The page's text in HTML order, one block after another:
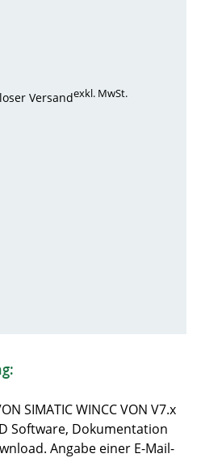
Versandexkl. MwSt.
SIMATIC WINCC VON V7.x
Software, Dokumentation
Angabe einer E-Mail-